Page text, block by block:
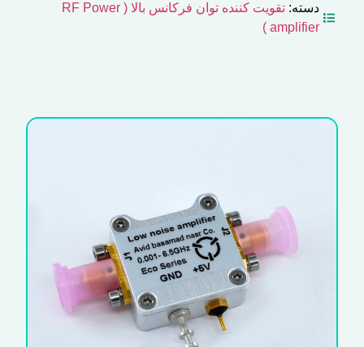
دسته:
تقویت کننده توان فرکانس بالا ( RF Power
amplifier )